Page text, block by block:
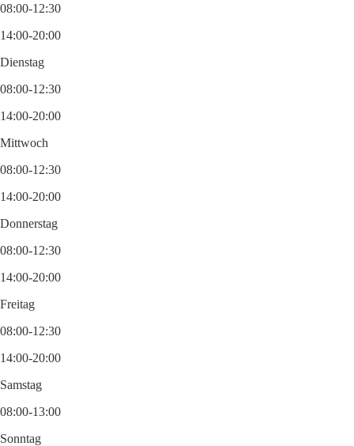
08:00-12:30
14:00-20:00
Dienstag
08:00-12:30
14:00-20:00
Mittwoch
08:00-12:30
14:00-20:00
Donnerstag
08:00-12:30
14:00-20:00
Freitag
08:00-12:30
14:00-20:00
Samstag
08:00-13:00
Sonntag